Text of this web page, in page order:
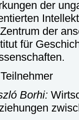
der
der
für
Borhi: